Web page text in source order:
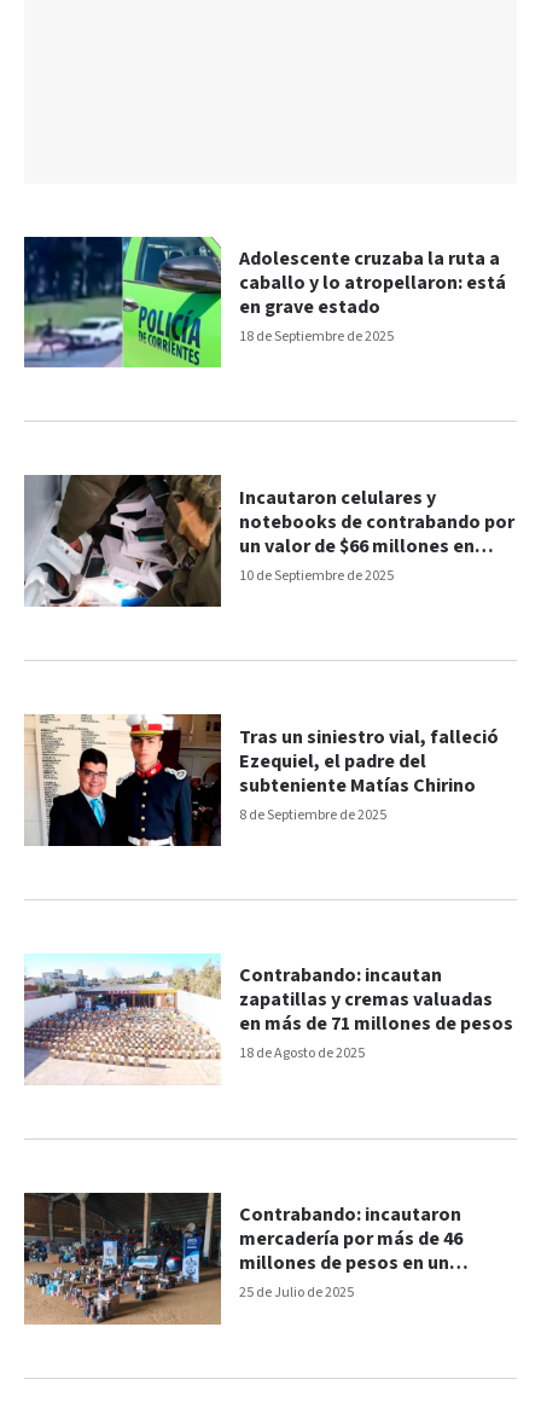
18 de Septiembre de 2025
Adolescente cruzaba la ruta a
caballo y lo atropellaron: está
en grave estado
10 de Septiembre de 2025
Incautaron celulares y
notebooks de contrabando por
un valor de $66 millones en
Ruta 14
8 de Septiembre de 2025
Tras un siniestro vial, falleció
Ezequiel, el padre del
subteniente Matías Chirino
18 de Agosto de 2025
Contrabando: incautan
zapatillas y cremas valuadas
en más de 71 millones de pesos
25 de Julio de 2025
Contrabando: incautaron
mercadería por más de 46
millones de pesos en un
colectivo